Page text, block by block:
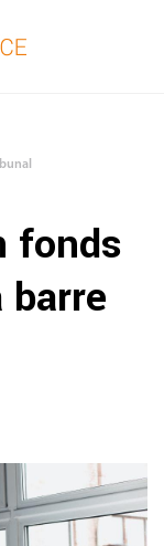
fonds
barre